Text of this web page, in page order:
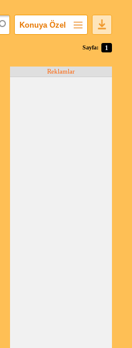
Konuya Özel
Popüler Mesajlar
Sayfa: 1
Reklamlar